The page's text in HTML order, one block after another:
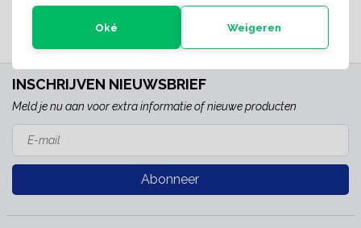
Oké Weigeren
Direct leverbaar
INSCHRIJVEN NIEUWSBRIEF
Meld je nu aan voor extra informatie of nieuwe producten
Abonneer